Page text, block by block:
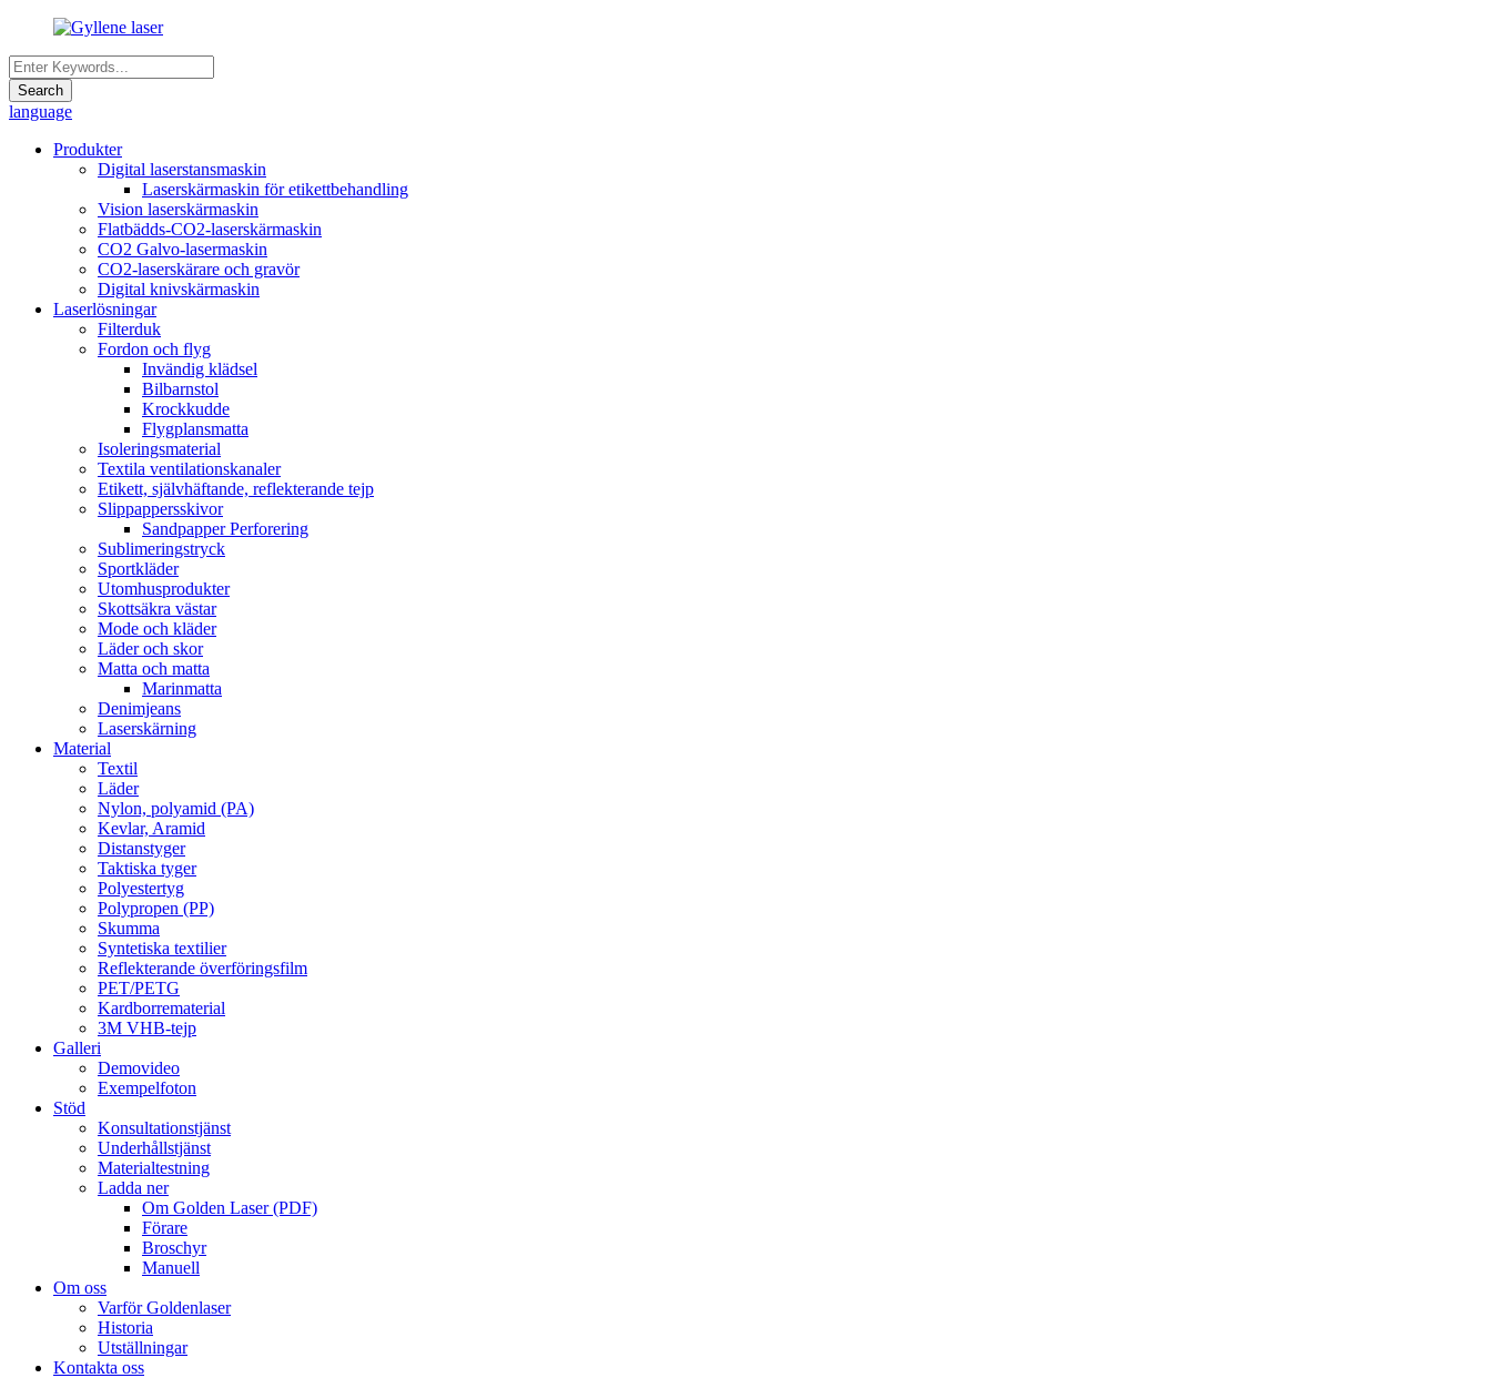
language
Produkter
Digital laserstansmaskin
Laserskärmaskin för etikettbehandling
Vision laserskärmaskin
Flatbädds-CO2-laserskärmaskin
CO2 Galvo-lasermaskin
CO2-laserskärare och gravör
Digital knivskärmaskin
Laserlösningar
Filterduk
Fordon och flyg
Invändig klädsel
Bilbarnstol
Krockkudde
Flygplansmatta
Isoleringsmaterial
Textila ventilationskanaler
Etikett, självhäftande, reflekterande tejp
Slippappersskivor
Sandpapper Perforering
Sublimeringstryck
Sportkläder
Utomhusprodukter
Skottsäkra västar
Mode och kläder
Läder och skor
Matta och matta
Marinmatta
Denimjeans
Laserskärning
Material
Textil
Läder
Nylon, polyamid (PA)
Kevlar, Aramid
Distanstyger
Taktiska tyger
Polyestertyg
Polypropen (PP)
Skumma
Syntetiska textilier
Reflekterande överföringsfilm
PET/PETG
Kardborrematerial
3M VHB-tejp
Galleri
Demovideo
Exempelfoton
Stöd
Konsultationstjänst
Underhållstjänst
Materialtestning
Ladda ner
Om Golden Laser (PDF)
Förare
Broschyr
Manuell
Om oss
Varför Goldenlaser
Historia
Utställningar
Kontakta oss